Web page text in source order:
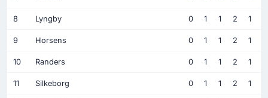
8 Lyngby 0 1 1 2 1
9 Horsens 0 1 1 2 1
10 Randers 0 1 1 2 1
11 Silkeborg 0 1 1 2 1